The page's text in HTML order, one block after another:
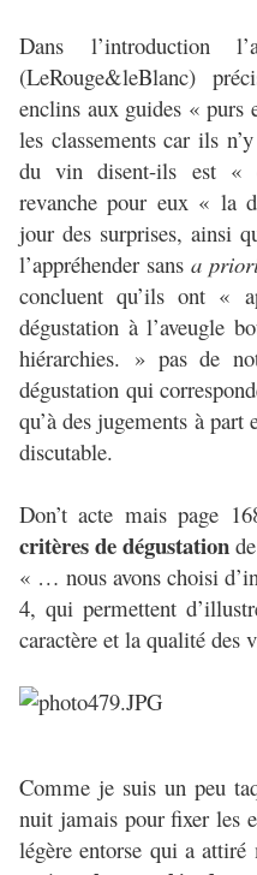
Dans l’introduction
(LeRouge&leBlanc)
enclins aux guides « purs
les classements car ils
du vin disent-ils est «
revanche pour eux « la
jour des surprises, ainsi
l’appréhender sans a
concluent qu’ils ont «
dégustation à l’aveugle
hiérarchies. » pas de
dégustation qui
qu’à des jugements à
discutable.
Don’t acte mais page
critères de dégustation
« … nous avons choisi
4, qui permettent
caractère et la qualité des
Comme je suis un peu
nuit jamais pour fixer les
légère entorse qui a